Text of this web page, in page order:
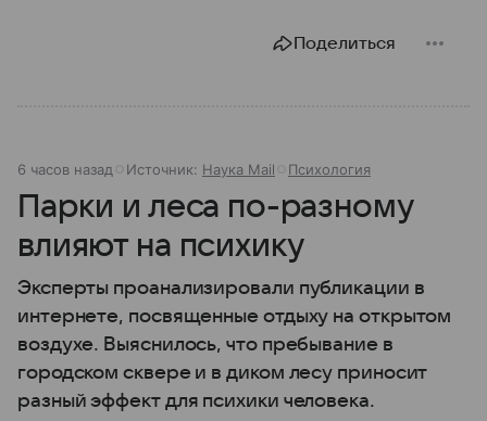
Поделиться
6 часов назад Источник: Наука Mail Психология
Парки и леса по-разному
влияют на психику
Эксперты проанализировали публикации в
интернете, посвященные отдыху на открытом
воздухе. Выяснилось, что пребывание в
городском сквере и в диком лесу приносит
разный эффект для психики человека.